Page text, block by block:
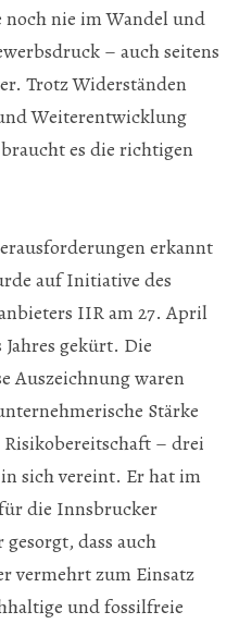
nie im Wandel und
– auch seitens
Trotz Widerständen
Weiterentwicklung
es die richtigen
erkannt
auf Initiative des
IIR am 27. April
gekürt. Die
Auszeichnung waren
Stärke
– drei
sich vereint. Er hat im
die Innsbrucker
dass auch
vermehrt zum Einsatz
und fossilfreie